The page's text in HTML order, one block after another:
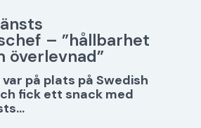
– ”hållbarhet
överlevnad”
på plats på Swedish
fick ett snack med